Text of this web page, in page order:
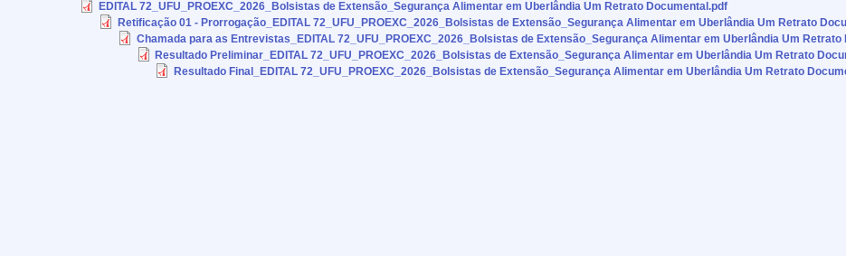
EDITAL 72_UFU_PROEXC_2026_Bolsistas de Extensão_Segurança Alimentar em Uberlândia Um Retrato Documental.pdf
Retificação 01 - Prorrogação_EDITAL 72_UFU_PROEXC_2026_Bolsistas de Extensão_Segurança Alimentar em Uberlândia Um Retrato
Chamada para as Entrevistas_EDITAL 72_UFU_PROEXC_2026_Bolsistas de Extensão_Segurança Alimentar em Uberlândia Um Retrato
Resultado Preliminar_EDITAL 72_UFU_PROEXC_2026_Bolsistas de Extensão_Segurança Alimentar em Uberlândia Um Retrato
Resultado Final_EDITAL 72_UFU_PROEXC_2026_Bolsistas de Extensão_Segurança Alimentar em Uberlândia Um Retrato